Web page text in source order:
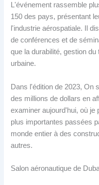
L'événement rassemble
150 des pays, présentant
l'industrie aérospatiale. Il
de conférences et de
que la durabilité, gestion
urbaine.
Dans l'édition de 2023, On
des millions de dollars en
examiner aujourd'hui, où
plus importantes passées
monde entier à des
autres.
Salon aéronautique de